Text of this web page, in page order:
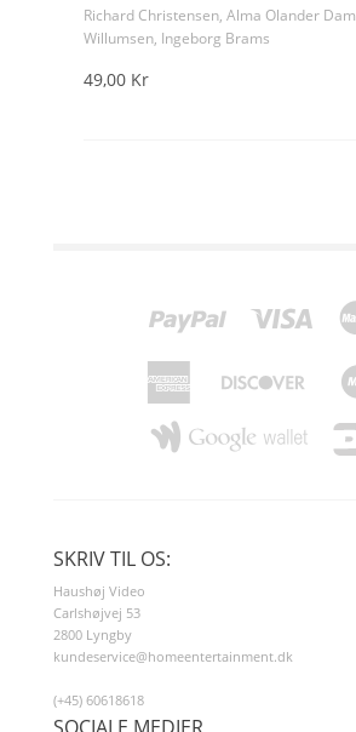
Richard Christensen, Alma Olander Dam
Willumsen, Ingeborg Brams
49,00 Kr
SKRIV TIL OS:
Haushøj Video
Carlshøjvej 53
2800 Lyngby
kundeservice@homeentertainment.dk
(+45) 60618618